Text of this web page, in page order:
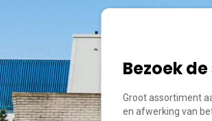
Bezoek
Groot assortiment
en afwerking van